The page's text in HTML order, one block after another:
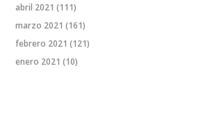
abril 2021 (111)
marzo 2021 (161)
febrero 2021 (121)
enero 2021 (10)